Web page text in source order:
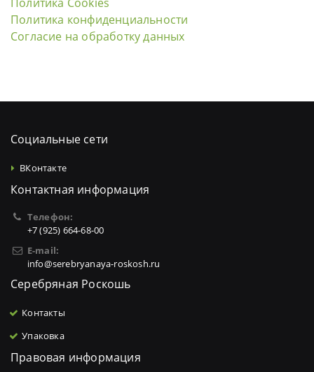
Политика конфиденциальности
Согласие на обработку данных
Социальные сети
ВКонтакте
Контактная информация
Телефон:
+7 (925) 664-68-00
E-mail:
info@serebryanaya-roskosh.ru
Серебряная Роскошь
Контакты
Упаковка
Правовая информация